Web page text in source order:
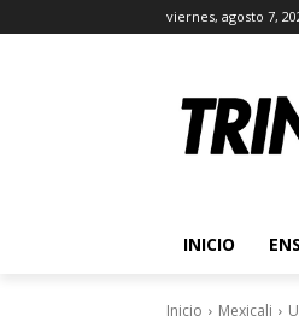
viernes, agosto 7,
INICIO
Inicio Mexicali